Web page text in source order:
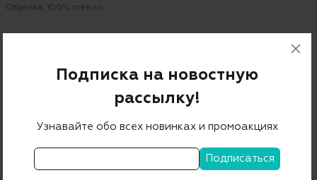
Отделка: 100% стекло.
52% ацетат 45% вискоза 3% эластан
Великобритания
Страна производства Великобритания
Подписка на новостную
рассылку!
Узнавайте обо всех новинках и промоакциях